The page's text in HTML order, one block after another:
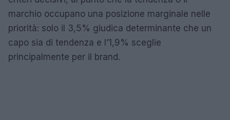
marchio occupano una posizione marginale nelle
priorità: solo il 3,5% giudica determinante che un
capo sia di tendenza e l’1,9% sceglie
principalmente per il brand.